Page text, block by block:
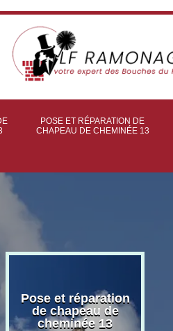
POSE ET RÉPARATION DE
CHAPEAU DE CHEMINÉE 13
Pose et réparation
de chapeau de
cheminée 13